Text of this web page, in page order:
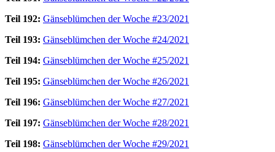
Teil 192: Gänseblümchen der Woche #23/2021
Teil 193: Gänseblümchen der Woche #24/2021
Teil 194: Gänseblümchen der Woche #25/2021
Teil 195: Gänseblümchen der Woche #26/2021
Teil 196: Gänseblümchen der Woche #27/2021
Teil 197: Gänseblümchen der Woche #28/2021
Teil 198: Gänseblümchen der Woche #29/2021